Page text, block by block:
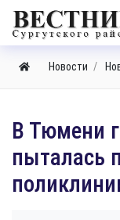
Новости
В Тюмени
пыталась